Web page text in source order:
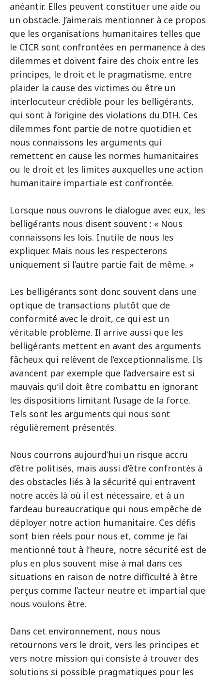
anéantir. Elles peuvent constituer une aide ou
un obstacle. J’aimerais mentionner à ce propos
que les organisations humanitaires telles que
le CICR sont confrontées en permanence à des
dilemmes et doivent faire des choix entre les
principes, le droit et le pragmatisme, entre
plaider la cause des victimes ou être un
interlocuteur crédible pour les belligérants,
qui sont à l’origine des violations du DIH. Ces
dilemmes font partie de notre quotidien et
nous connaissons les arguments qui
remettent en cause les normes humanitaires
ou le droit et les limites auxquelles une action
humanitaire impartiale est confrontée.
Lorsque nous ouvrons le dialogue avec eux, les
belligérants nous disent souvent : « Nous
connaissons les lois. Inutile de nous les
expliquer. Mais nous les respecterons
uniquement si l’autre partie fait de même. »
Les belligérants sont donc souvent dans une
optique de transactions plutôt que de
conformité avec le droit, ce qui est un
véritable problème. Il arrive aussi que les
belligérants mettent en avant des arguments
fâcheux qui relèvent de l’exceptionnalisme. Ils
avancent par exemple que l’adversaire est si
mauvais qu’il doit être combattu en ignorant
les dispositions limitant l’usage de la force.
Tels sont les arguments qui nous sont
régulièrement présentés.
Nous courrons aujourd’hui un risque accru
d’être politisés, mais aussi d’être confrontés à
des obstacles liés à la sécurité qui entravent
notre accès là où il est nécessaire, et à un
fardeau bureaucratique qui nous empêche de
déployer notre action humanitaire. Ces défis
sont bien réels pour nous et, comme je l’ai
mentionné tout à l’heure, notre sécurité est de
plus en plus souvent mise à mal dans ces
situations en raison de notre difficulté à être
perçus comme l’acteur neutre et impartial que
nous voulons être.
Dans cet environnement, nous nous
retournons vers le droit, vers les principes et
vers notre mission qui consiste à trouver des
solutions si possible pragmatiques pour les